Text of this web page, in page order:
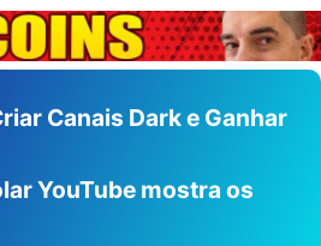
Canais Dark e Ganhar
YouTube mostra os